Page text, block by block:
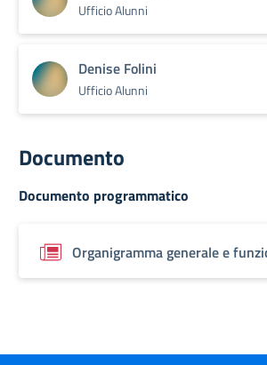
Ufficio Alunni
Denise Folini
Ufficio Alunni
Documento
Documento programmatico
Organigramma generale e